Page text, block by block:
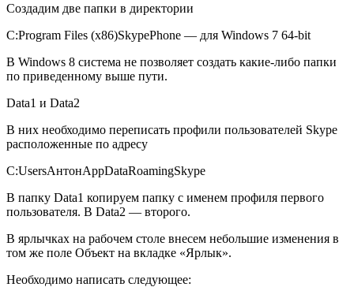
Создадим две папки в директории
C:Program Files (x86)SkypePhone — для Windows 7 64-bit
В Windows 8 система не позволяет создать какие-либо папки
по приведенному выше пути.
Data1 и Data2
В них необходимо переписать профили пользователей Skype
расположенные по адресу
C:UsersАнтонAppDataRoamingSkype
В папку Data1 копируем папку с именем профиля первого
пользователя. В Data2 — второго.
В ярлычках на рабочем столе внесем небольшие изменения в
том же поле Объект на вкладке «Ярлык».
Необходимо написать следующее: